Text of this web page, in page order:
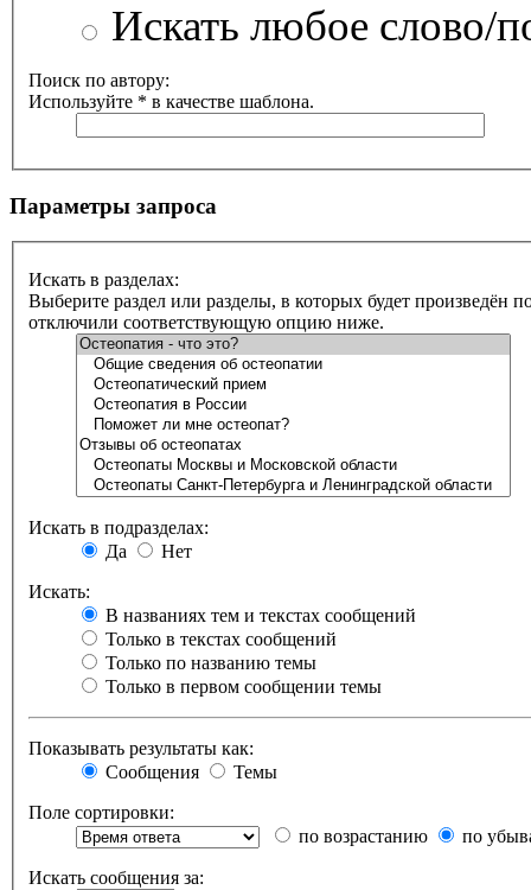
Искать любое слово/
Поиск по автору:
Используйте * в качестве шаблона.
Параметры запроса
Искать в разделах:
Выберите раздел или разделы, в которых будет произведён
отключили соответствующую опцию ниже.
Искать в подразделах:
Да
Нет
Искать:
В названиях тем и текстах сообщений
Только в текстах сообщений
Только по названию темы
Только в первом сообщении темы
Показывать результаты как:
Сообщения
Темы
Поле сортировки:
по возрастанию
по
Искать сообщения за: